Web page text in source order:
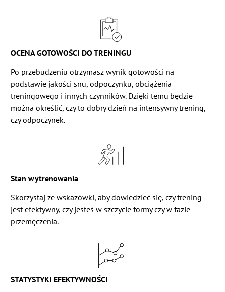
OCENA GOTOWOŚCI DO TRENINGU
Po przebudzeniu otrzymasz wynik gotowości na
podstawie jakości snu, odpoczynku, obciążenia
treningowego i innych czynników. Dzięki temu będzie
można określić, czy to dobry dzień na intensywny trening,
czy odpoczynek.
Stan wytrenowania
Skorzystaj ze wskazówki, aby dowiedzieć się, czy trening
jest efektywny, czy jesteś w szczycie formy czy w fazie
przemęczenia.
STATYSTYKI EFEKTYWNOŚCI